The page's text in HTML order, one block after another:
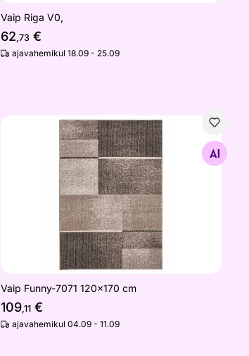
Vaip Riga V0,
62,73 €
ajavahemikul 18.09 - 25.09
Vaip Funny-7071 120x170 cm
Otsi sarnaseid
Vaip Funny-7071 120x170 cm
109,11 €
ajavahemikul 04.09 - 11.09